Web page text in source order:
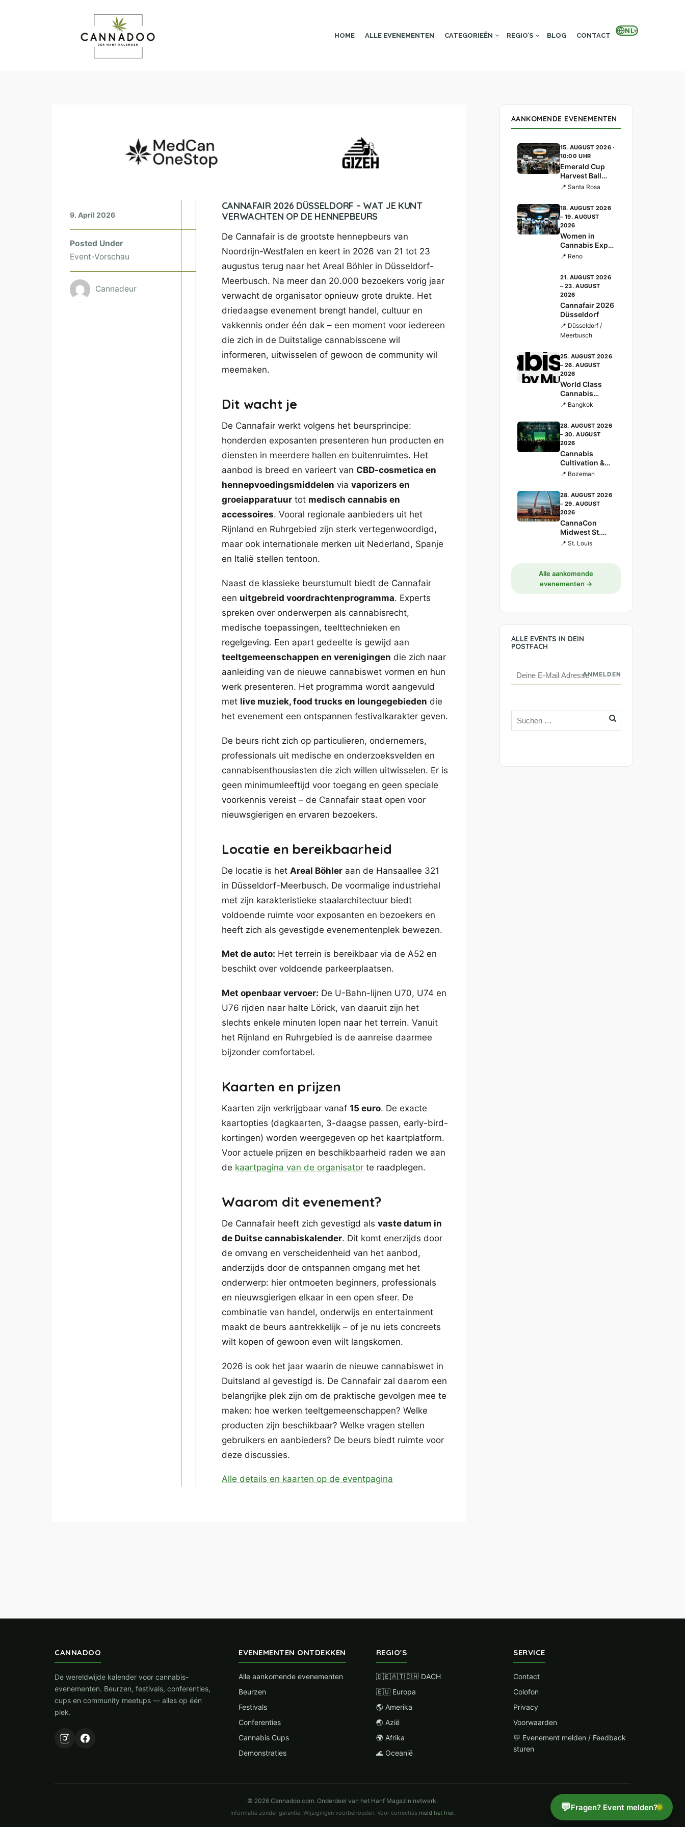
HOME ALLE EVENEMENTEN CATEGORIEËN REGIO’S BLOG CONTACT
NL▾
CANNAFAIR 2026 DÜSSELDORF – WAT JE KUNT
VERWACHTEN OP DE HENNEPBEURS
De Cannafair is de grootste hennepbeurs van
Noordrijn-Westfalen en keert in 2026 van 21 tot 23
augustus terug naar het Areal Böhler in Düsseldorf-
Meerbusch. Na meer dan 20.000 bezoekers vorig jaar
verwacht de organisator opnieuw grote drukte. Het
driedaagse evenement brengt handel, cultuur en
vakkennis onder één dak – een moment voor iedereen
die zich in de Duitstalige cannabisscene wil
informeren, uitwisselen of gewoon de community wil
meemaken.
Dit wacht je
De Cannafair werkt volgens het beursprincipe:
honderden exposanten presenteren hun producten en
diensten in meerdere hallen en buitenruimtes. Het
aanbod is breed en varieert van CBD-cosmetica en
hennepvoedingsmiddelen viavaporizers en
groeiapparatuur tot medisch cannabis en
accessoires. Vooral regionale aanbieders uit het
Rijnland en Ruhrgebied zijn sterk vertegenwoordigd,
maar ook internationale merken uit Nederland, Spanje
en Italië stellen tentoon.
Naast de klassieke beurstumult biedt de Cannafair
een uitgebreid voordrachtenprogramma. Experts
spreken over onderwerpen als cannabisrecht,
medische toepassingen, teelttechnieken en
regelgeving. Een apart gedeelte is gewijd aan
teeltgemeenschappen en verenigingen die zich naar
aanleiding van de nieuwe cannabiswet vormen en hun
werk presenteren. Het programma wordt aangevuld
met live muziek, food trucks en loungegebieden die
het evenement een ontspannen festivalkarakter geven.
De beurs richt zich op particulieren, ondernemers,
professionals uit medische en onderzoeksvelden en
cannabisenthousiasten die zich willen uitwisselen. Er is
geen minimumleeftijd voor toegang en geen speciale
voorkennis vereist – de Cannafair staat open voor
nieuwsgierigen en ervaren bezoekers.
Locatie en bereikbaarheid
De locatie is het Areal Böhler aan de Hansaallee 321
in Düsseldorf-Meerbusch. De voormalige industriehal
met zijn karakteristieke staalarchitectuur biedt
voldoende ruimte voor exposanten en bezoekers en
heeft zich als gevestigde evenementenplek bewezen.
Met de auto: Het terrein is bereikbaar via de A52 en
beschikt over voldoende parkeerplaatsen.
Met openbaar vervoer: De U-Bahn-lijnen U70, U74 en
U76 rijden naar halte Lörick, van daaruit zijn het
slechts enkele minuten lopen naar het terrein. Vanuit
het Rijnland en Ruhrgebied is de aanreise daarmee
bijzonder comfortabel.
Kaarten en prijzen
Kaarten zijn verkrijgbaar vanaf15 euro. De exacte
kaartopties (dagkaarten, 3-daagse passen, early-bird-
kortingen) worden weergegeven op het kaartplatform.
Voor actuele prijzen en beschikbaarheid raden we aan
de kaartpagina van de organisator te raadplegen.
Waarom dit evenement?
De Cannafair heeft zich gevestigd alsvaste datum in
de Duitse cannabiskalender. Dit komt enerzijds door
de omvang en verscheidenheid van het aanbod,
anderzijds door de ontspannen omgang met het
onderwerp: hier ontmoeten beginners, professionals
en nieuwsgierigen elkaar in een open sfeer. De
combinatie van handel, onderwijs en entertainment
maakt de beurs aantrekkelijk – of je nu iets concreets
wilt kopen of gewoon even wilt langskomen.
2026 is ook het jaar waarin de nieuwe cannabiswet in
Duitsland al gevestigd is. De Cannafair zal daarom een
belangrijke plek zijn om de praktische gevolgen mee te
maken: hoe werken teeltgemeenschappen? Welke
producten zijn beschikbaar? Welke vragen stellen
gebruikers en aanbieders? De beurs biedt ruimte voor
deze discussies.
Alle details en kaarten op de eventpagina
9. April 2026
Posted Under
Event-Vorschau
Cannadeur
AANKOMENDE EVENEMENTEN
15. AUGUST 2026 ·
10:00 UHR
Emerald Cup
Harvest Ball
2026 —
ster Cannabis-
Cup
📍 Santa Rosa
18. AUGUST 2026
– 19. AUGUST
2026
Women in
Cannabis Expo
POWERHOUSE
📍 Reno
21. AUGUST 2026
– 23. AUGUST
2026
Cannafair 2026
Düsseldorf
📍 Düsseldorf /
Meerbusch
25. AUGUST 2026
– 26. AUGUST
2026
World Class
Cannabis
Business Asia-
📍 Bangkok
28. AUGUST 2026
– 30. AUGUST
2026
Cannabis
Cultivation &
Science
📍 Bozeman
28. AUGUST 2026
– 29. AUGUST
2026
CannaCon
Midwest St.
Louis 2026
📍 St. Louis
Alle aankomende
evenementen →
ALLE EVENTS IN DEIN
POSTFACH
CANNADOO
De wereldwijde kalender voor cannabis-
evenementen. Beurzen, festivals, conferenties,
cups en community meetups — alles op één
plek.
EVENEMENTEN ONTDEKKEN
Alle aankomende evenementen
Beurzen
Festivals
Conferenties
Cannabis Cups
Demonstraties
REGIO'S
🇩🇪🇦🇹🇨🇭 DACH
🇪🇺 Europa
🌎 Amerika
🌏 Azië
🌍 Afrika
🌊 Oceanië
SERVICE
Contact
Colofon
Privacy
Voorwaarden
💬 Evenement melden / Feedback
sturen
© 2026 Cannadoo.com. Onderdeel van het Hanf Magazin netwerk.
Informatie zonder garantie. Wijzigingen voorbehouden. Voor correcties meld het hier. 💬Fragen? Event melden?